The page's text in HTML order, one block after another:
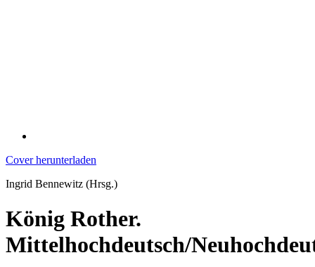
Cover herunterladen
Ingrid Bennewitz (Hrsg.)
König Rother.
Mittelhochdeutsch/